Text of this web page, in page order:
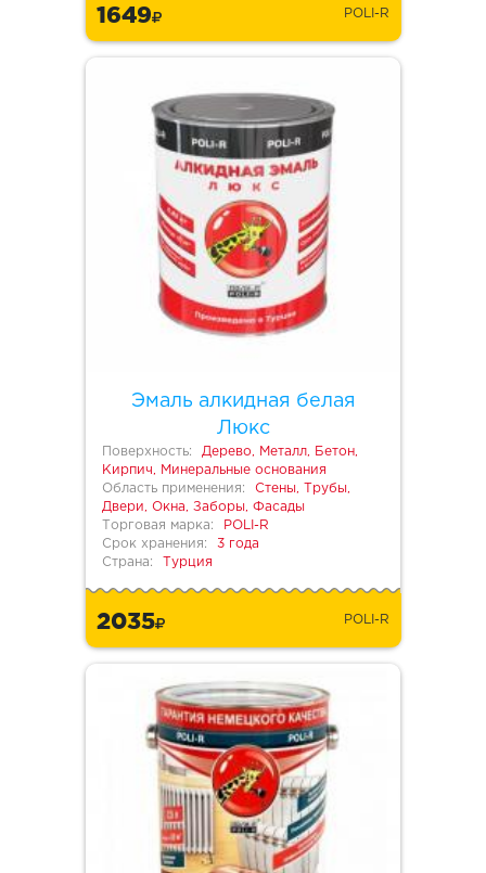
1649 POLI-R
Эмаль алкидная белая
Люкс
Поверхность:
Дерево, Металл, Бетон,
Кирпич, Минеральные основания
Область применения:
Стены, Трубы,
Двери, Окна, Заборы, Фасады
Торговая марка:
POLI-R
Срок хранения:
3 года
Страна:
Турция
2035 POLI-R